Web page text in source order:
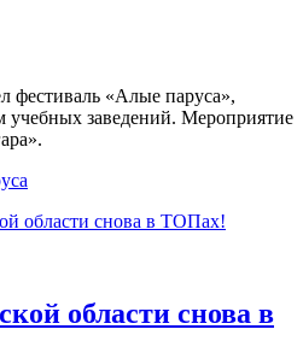
фестиваль «Алые паруса»,
заведений. Мероприятие
области снова в